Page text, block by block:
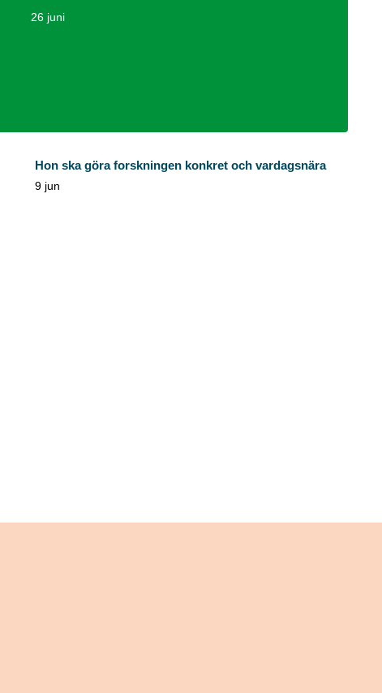
26 juni
Hon ska göra forskningen konkret och vardagsnära
9 jun